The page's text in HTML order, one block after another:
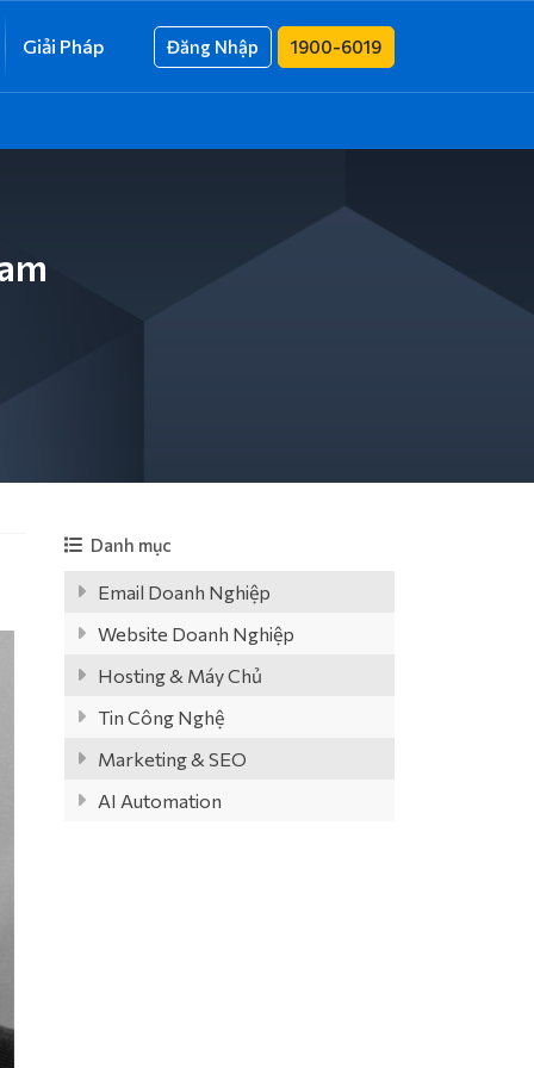
Giải Pháp Đăng Nhập 1900-6019
Danh mục
Email Doanh Nghiệp
Website Doanh Nghiệp
Hosting & Máy Chủ
Tin Công Nghệ
Marketing & SEO
AI Automation